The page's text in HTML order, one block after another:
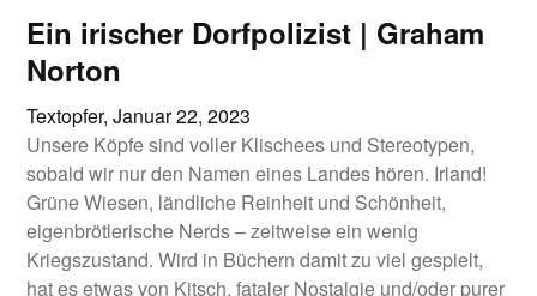
Ein irischer Dorfpolizist | Graham
Norton
Textopfer,Januar 22, 2023
Unsere Köpfe sind voller Klischees und Stereotypen,
sobald wir nur den Namen eines Landes hören. Irland!
Grüne Wiesen, ländliche Reinheit und Schönheit,
eigenbrötlerische Nerds – zeitweise ein wenig
Kriegszustand. Wird in Büchern damit zu viel gespielt,
hat es etwas von Kitsch, fataler Nostalgie und/oder purer